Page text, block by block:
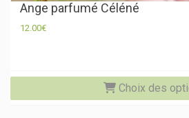
Ange parfumé Céléné
12.00€
Choix des